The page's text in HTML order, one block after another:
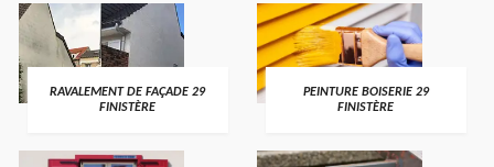
RAVALEMENT DE FAÇADE 29
FINISTÈRE
PEINTURE BOISERIE 29
FINISTÈRE